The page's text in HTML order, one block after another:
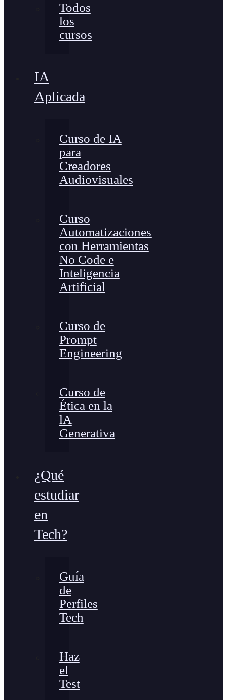
Todos
los
cursos
IA
Aplicada
Curso de IA
para
Creadores
Audiovisuales
Curso
Automatizaciones
con Herramientas
No Code e
Inteligencia
Artificial
Curso de
Prompt
Engineering
Curso de
Ética en la
lA
Generativa
¿Qué
estudiar
en
Tech?
Guía
de
Perfiles
Tech
Haz
el
Test